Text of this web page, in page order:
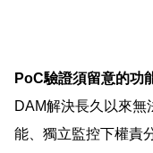
PoC驗證須留意的功
DAM解決長久以來無
能、獨立監控下權責